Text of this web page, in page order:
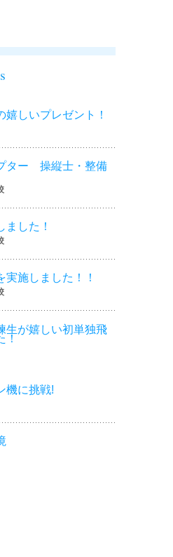
嬉しいプレゼント！
ター 操縦士・整備
ました！
施しました！！
生が嬉しい初単独飛
機に挑戦!